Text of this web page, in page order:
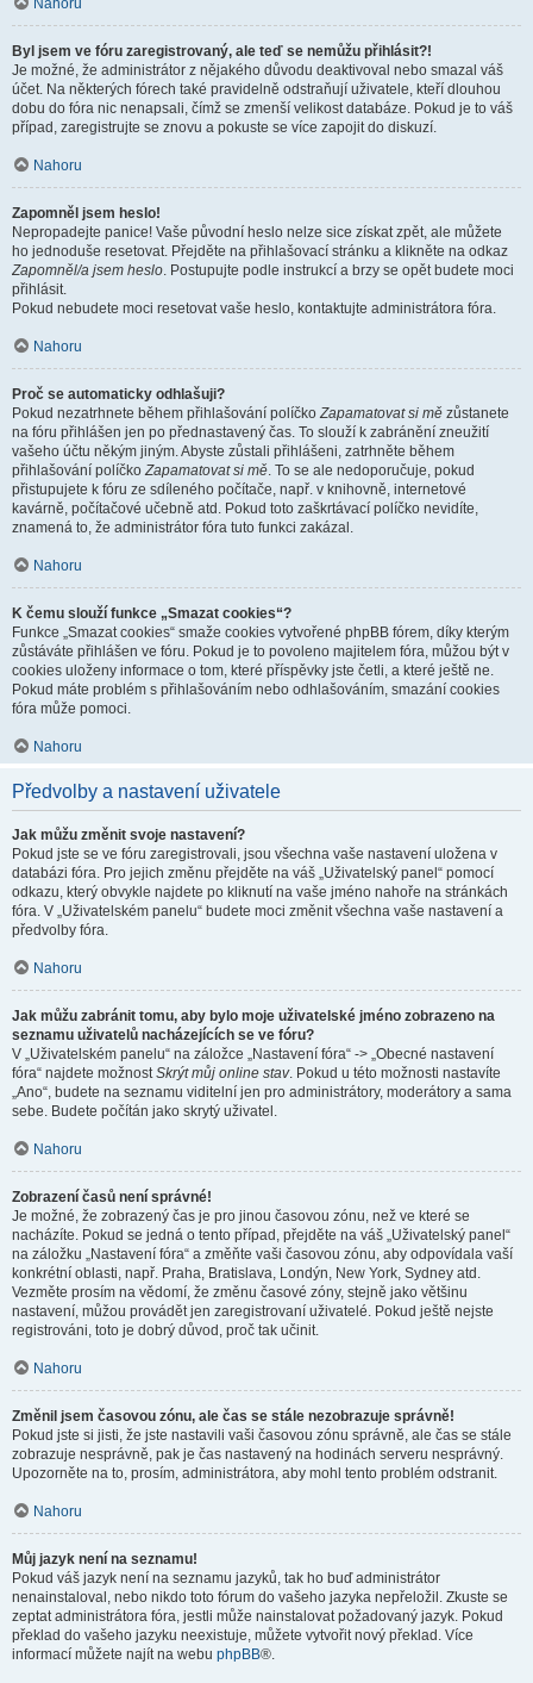
Nahoru
Byl jsem ve fóru zaregistrovaný, ale teď se nemůžu přihlásit?!
Je možné, že administrátor z nějakého důvodu deaktivoval nebo smazal váš
účet. Na některých fórech také pravidelně odstraňují uživatele, kteří dlouhou
dobu do fóra nic nenapsali, čímž se zmenší velikost databáze. Pokud je to váš
případ, zaregistrujte se znovu a pokuste se více zapojit do diskuzí.
Nahoru
Zapomněl jsem heslo!
Nepropadejte panice! Vaše původní heslo nelze sice získat zpět, ale můžete
ho jednoduše resetovat. Přejděte na přihlašovací stránku a klikněte na odkaz
Zapomněl/a jsem heslo. Postupujte podle instrukcí a brzy se opět budete moci
přihlásit.
Pokud nebudete moci resetovat vaše heslo, kontaktujte administrátora fóra.
Nahoru
Proč se automaticky odhlašuji?
Pokud nezatrhnete během přihlašování políčkoZapamatovat si mě zůstanete
na fóru přihlášen jen po přednastavený čas. To slouží k zabránění zneužití
vašeho účtu někým jiným. Abyste zůstali přihlášeni, zatrhněte během
přihlašování políčkoZapamatovat si mě. To se ale nedoporučuje, pokud
přistupujete k fóru ze sdíleného počítače, např. v knihovně, internetové
kavárně, počítačové učebně atd. Pokud toto zaškrtávací políčko nevidíte,
znamená to, že administrátor fóra tuto funkci zakázal.
Nahoru
K čemu slouží funkce „Smazat cookies“?
Funkce „Smazat cookies“ smaže cookies vytvořené phpBB fórem, díky kterým
zůstáváte přihlášen ve fóru. Pokud je to povoleno majitelem fóra, můžou být v
cookies uloženy informace o tom, které příspěvky jste četli, a které ještě ne.
Pokud máte problém s přihlašováním nebo odhlašováním, smazání cookies
fóra může pomoci.
Nahoru
Předvolby a nastavení uživatele
Jak můžu změnit svoje nastavení?
Pokud jste se ve fóru zaregistrovali, jsou všechna vaše nastavení uložena v
databázi fóra. Pro jejich změnu přejděte na váš „Uživatelský panel“ pomocí
odkazu, který obvykle najdete po kliknutí na vaše jméno nahoře na stránkách
fóra. V „Uživatelském panelu“ budete moci změnit všechna vaše nastavení a
předvolby fóra.
Nahoru
Jak můžu zabránit tomu, aby bylo moje uživatelské jméno zobrazeno na
seznamu uživatelů nacházejících se ve fóru?
V „Uživatelském panelu“ na záložce „Nastavení fóra“ -> „Obecné nastavení
fóra“ najdete možnostSkrýt můj online stav. Pokud u této možnosti nastavíte
„Ano“, budete na seznamu viditelní jen pro administrátory, moderátory a sama
sebe. Budete počítán jako skrytý uživatel.
Nahoru
Zobrazení časů není správné!
Je možné, že zobrazený čas je pro jinou časovou zónu, než ve které se
nacházíte. Pokud se jedná o tento případ, přejděte na váš „Uživatelský panel“
na záložku „Nastavení fóra“ a změňte vaši časovou zónu, aby odpovídala vaší
konkrétní oblasti, např. Praha, Bratislava, Londýn, New York, Sydney atd.
Vezměte prosím na vědomí, že změnu časové zóny, stejně jako většinu
nastavení, můžou provádět jen zaregistrovaní uživatelé. Pokud ještě nejste
registrováni, toto je dobrý důvod, proč tak učinit.
Nahoru
Změnil jsem časovou zónu, ale čas se stále nezobrazuje správně!
Pokud jste si jisti, že jste nastavili vaši časovou zónu správně, ale čas se stále
zobrazuje nesprávně, pak je čas nastavený na hodinách serveru nesprávný.
Upozorněte na to, prosím, administrátora, aby mohl tento problém odstranit.
Nahoru
Můj jazyk není na seznamu!
Pokud váš jazyk není na seznamu jazyků, tak ho buď administrátor
nenainstaloval, nebo nikdo toto fórum do vašeho jazyka nepřeložil. Zkuste se
zeptat administrátora fóra, jestli může nainstalovat požadovaný jazyk. Pokud
překlad do vašeho jazyku neexistuje, můžete vytvořit nový překlad. Více
informací můžete najít na webu phpBB®.